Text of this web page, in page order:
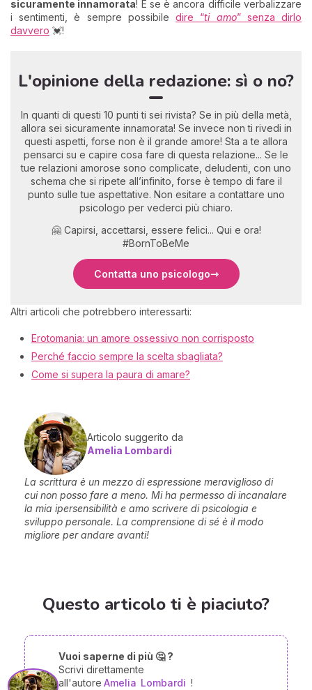
sicuramente innamorata! E se è ancora difficile verbalizzare
i sentimenti, è sempre possibiledire “ti amo” senza dirlo
davvero 💓!
L'opinione della redazione: sì o no?
In quanti di questi 10 punti ti sei rivista? Se in più della metà,
allora sei sicuramente innamorata! Se invece non ti rivedi in
questi aspetti, forse non è il grande amore! Sta a te allora
pensarci su e capire cosa fare di questa relazione... Se le
tue relazioni amorose sono complicate, deludenti, con uno
schema che si ripete all’infinito, forse è tempo di fare il
punto sulle tue aspettative. Non esitare a contattare uno
psicologo per vederci più chiaro.
🤗 Capirsi, accettarsi, essere felici... Qui e ora!
#BornToBeMe
Contatta uno psicologo
Altri articoli che potrebbero interessarti:
Erotomania: un amore ossessivo non corrisposto
Perché faccio sempre la scelta sbagliata?
Come si supera la paura di amare?
Articolo suggerito da
Amelia Lombardi
La scrittura è un mezzo di espressione meraviglioso di
cui non posso fare a meno. Mi ha permesso di incanalare
la mia ipersensibilità e amo scrivere di psicologia e
sviluppo personale. La comprensione di sé è il modo
migliore per andare avanti!
Questo articolo ti è piaciuto?
Vuoi saperne di più 🤔 ?
Scrivi direttamente
all'autore Amelia Lombardi !